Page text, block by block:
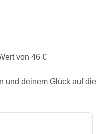
von 46 €
und deinem Glück auf die